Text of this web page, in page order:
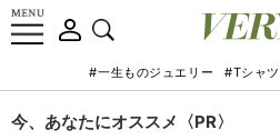
#一生ものジュエリー #Tシャツ
今、あなたにオススメ〈PR〉